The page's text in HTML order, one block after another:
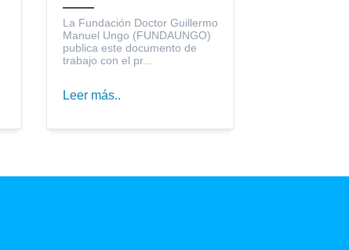
La Fundación Doctor Guillermo
Manuel Ungo (FUNDAUNGO)
publica este documento de
trabajo con el pr...
Leer más..